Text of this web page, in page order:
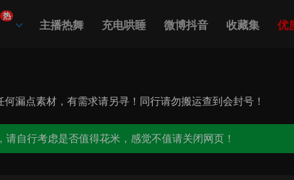
热
主播热舞 充电哄睡 微博抖音 收藏集 优
漏点素材，有需求请另寻！同行请勿搬运查到会封号！
自行考虑是否值得花米，感觉不值请关闭网页！